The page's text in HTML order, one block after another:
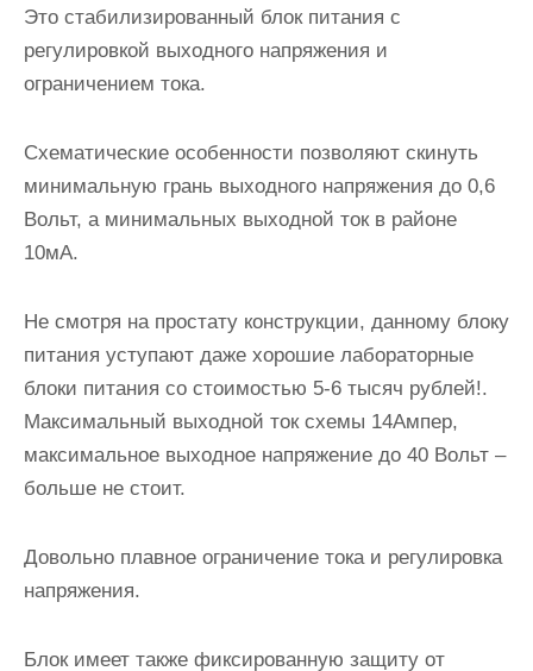
Это стабилизированный блок питания с
регулировкой выходного напряжения и
ограничением тока.
Схематические особенности позволяют скинуть
минимальную грань выходного напряжения до 0,6
Вольт, а минимальных выходной ток в районе
10мА.
Не смотря на простату конструкции, данному блоку
питания уступают даже хорошие лабораторные
блоки питания со стоимостью 5-6 тысяч рублей!.
Максимальный выходной ток схемы 14Ампер,
максимальное выходное напряжение до 40 Вольт –
больше не стоит.
Довольно плавное ограничение тока и регулировка
напряжения.
Блок имеет также фиксированную защиту от